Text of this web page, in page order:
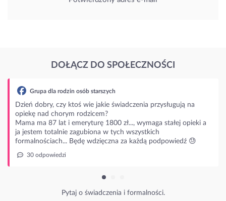
DOŁĄCZ DO SPOŁECZNOŚCI
dla rodzin osób starszych
czy ktoś wie jakie świadczenia przysługują na
chorym rodzicem?
87 lat i emeryturę 1800 zł..., wymaga stałej opieki a
totalnie zagubiona w tych wszystkich
Będę wdzięczna za każdą podpowiedź 😓
Pytaj o świadczenia i formalności.